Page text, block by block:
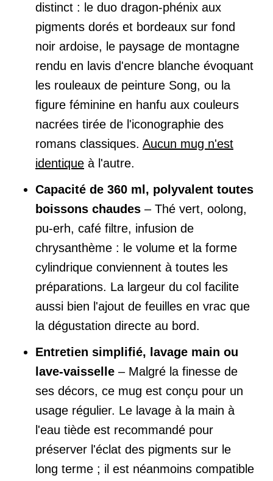
distinct : le duo dragon-phénix aux
pigments dorés et bordeaux sur fond
noir ardoise, le paysage de montagne
rendu en lavis d'encre blanche évoquant
les rouleaux de peinture Song, ou la
figure féminine en hanfu aux couleurs
nacrées tirée de l'iconographie des
romans classiques. Aucun mug n'est
identique à l'autre.
Capacité de 360 ml, polyvalent toutes
boissons chaudes – Thé vert, oolong,
pu-erh, café filtre, infusion de
chrysanthème : le volume et la forme
cylindrique conviennent à toutes les
préparations. La largeur du col facilite
aussi bien l'ajout de feuilles en vrac que
la dégustation directe au bord.
Entretien simplifié, lavage main ou
lave-vaisselle – Malgré la finesse de
ses décors, ce mug est conçu pour un
usage régulier. Le lavage à la main à
l'eau tiède est recommandé pour
préserver l'éclat des pigments sur le
long terme ; il est néanmoins compatible